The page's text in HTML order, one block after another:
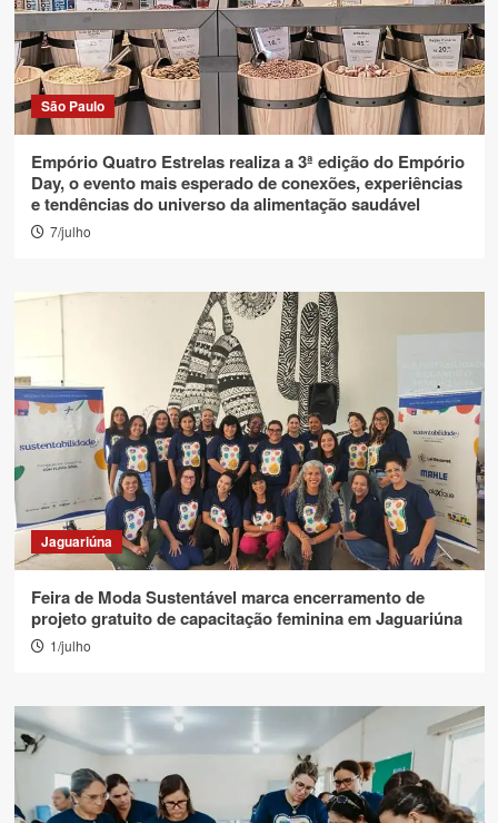
São Paulo
Empório Quatro Estrelas realiza a 3ª edição do Empório
Day, o evento mais esperado de conexões, experiências
e tendências do universo da alimentação saudável
7/julho
Jaguariúna
Feira de Moda Sustentável marca encerramento de
projeto gratuito de capacitação feminina em Jaguariúna
1/julho